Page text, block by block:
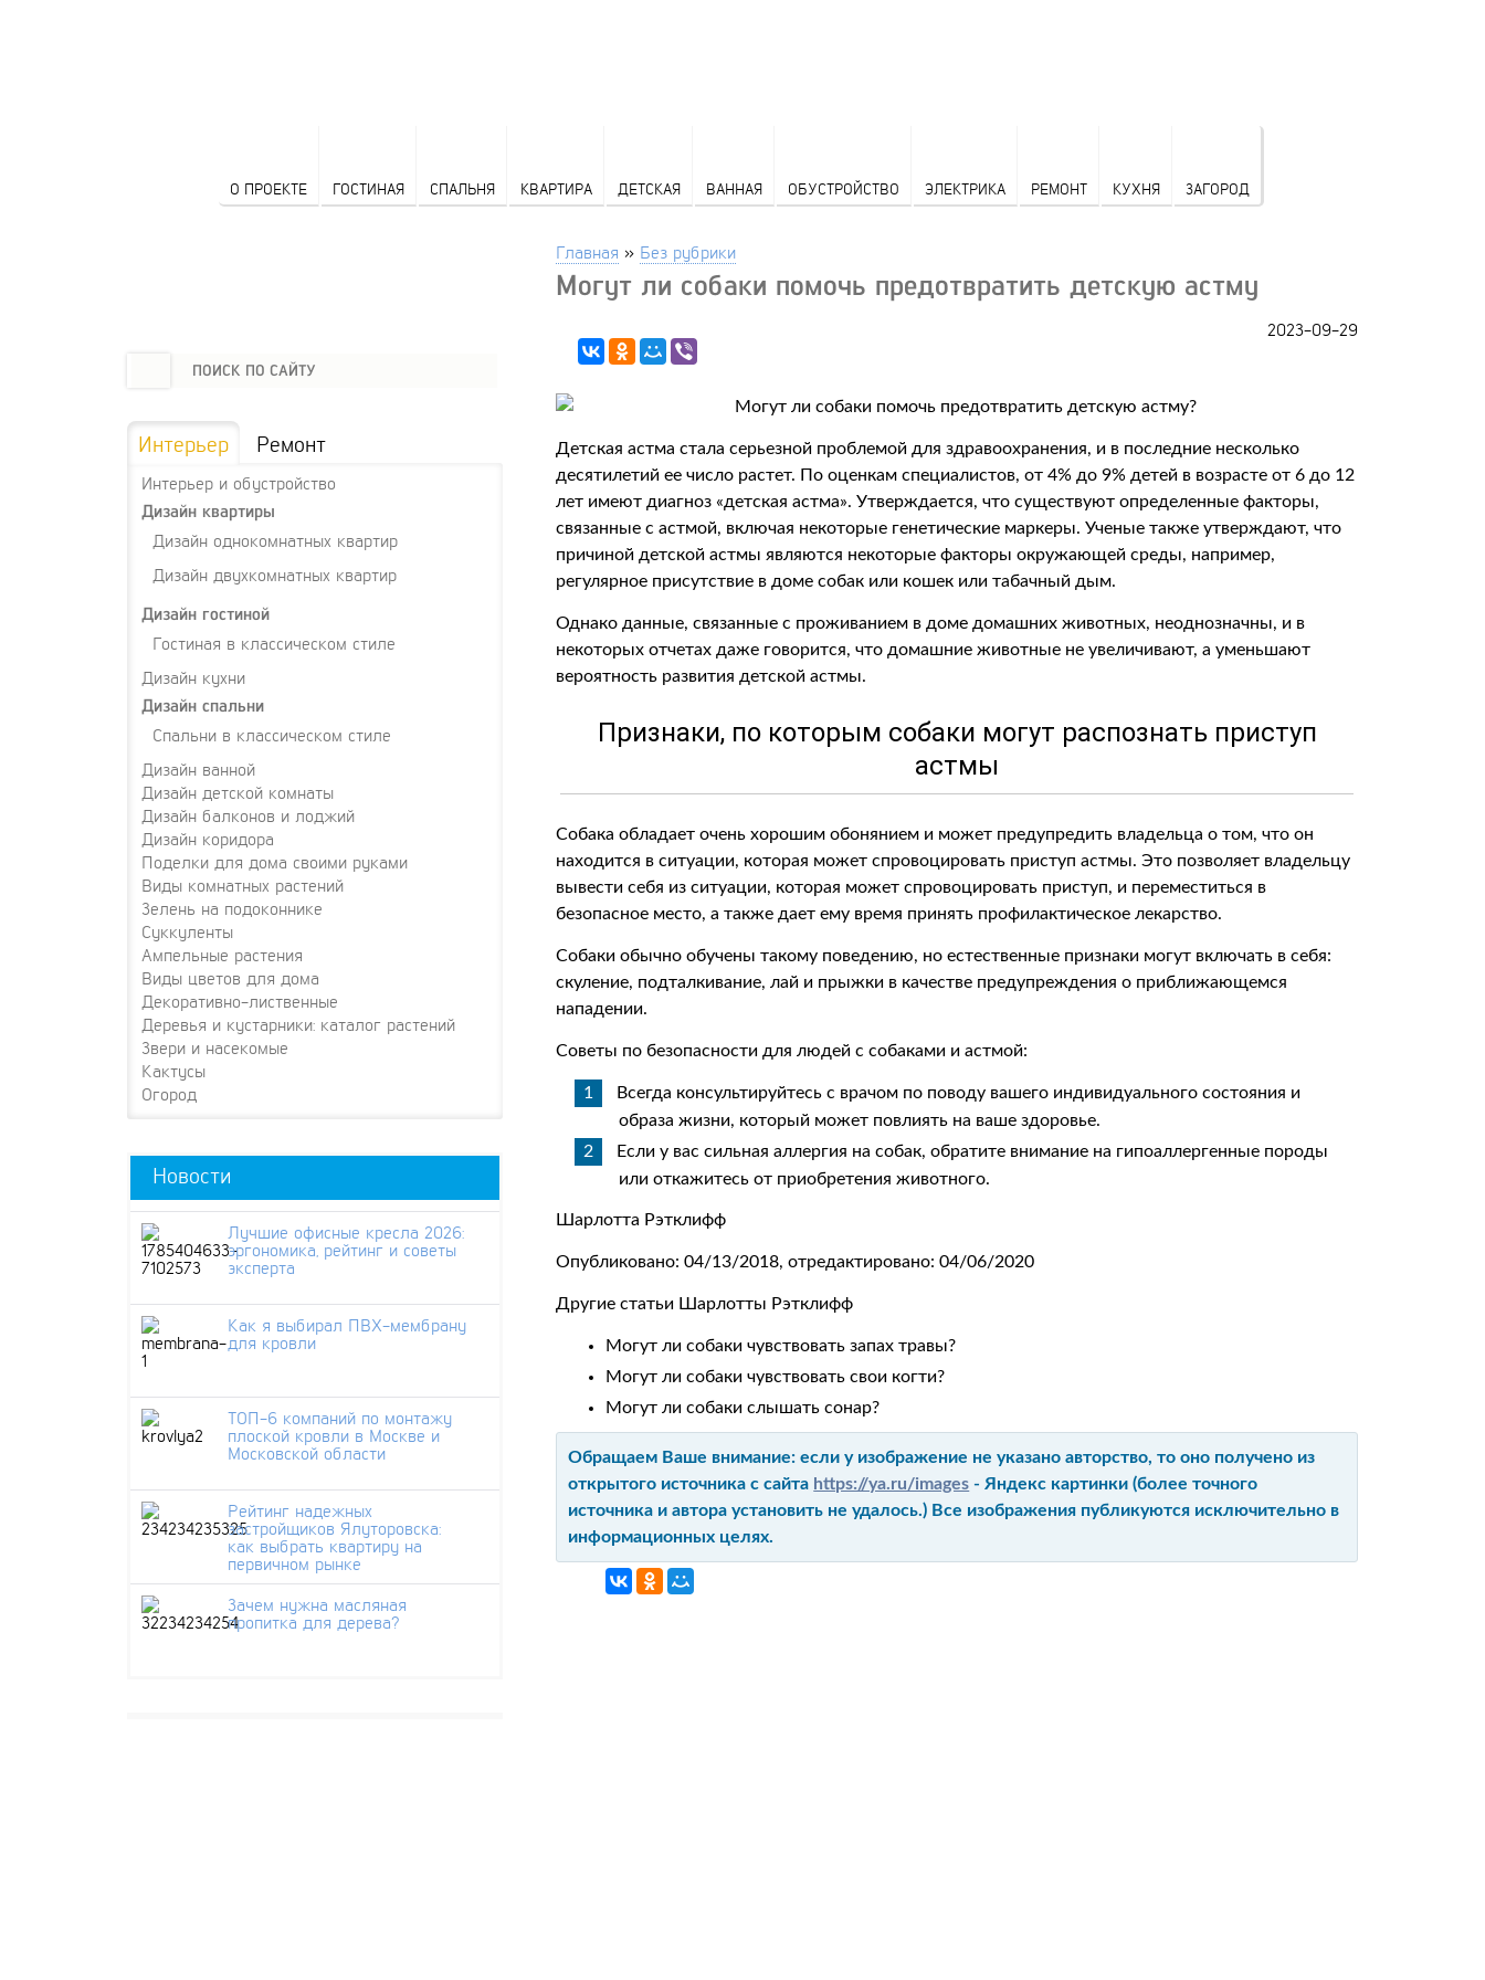
О ПРОЕКТЕ ГОСТИНАЯ СПАЛЬНЯ КВАРТИРА ДЕТСКАЯ ВАННАЯ ОБУСТРОЙСТВО ЭЛЕКТРИКА РЕМОНТ КУХНЯ ЗАГОРОД
Главная » Без рубрики
Могут ли собаки помочь предотвратить детскую астму
2023-09-29
Детская астма стала серьезной проблемой для здравоохранения, и в последние несколько
десятилетий ее число растет. По оценкам специалистов, от 4% до 9% детей в возрасте от 6 до 12
лет имеют диагноз «детская астма». Утверждается, что существуют определенные факторы,
связанные с астмой, включая некоторые генетические маркеры. Ученые также утверждают, что
причиной детской астмы являются некоторые факторы окружающей среды, например,
регулярное присутствие в доме собак или кошек или табачный дым.
Однако данные, связанные с проживанием в доме домашних животных, неоднозначны, и в
некоторых отчетах даже говорится, что домашние животные не увеличивают, а уменьшают
вероятность развития детской астмы.
Признаки, по которым собаки могут распознать приступ
астмы
Собака обладает очень хорошим обонянием и может предупредить владельца о том, что он
находится в ситуации, которая может спровоцировать приступ астмы. Это позволяет владельцу
вывести себя из ситуации, которая может спровоцировать приступ, и переместиться в
безопасное место, а также дает ему время принять профилактическое лекарство.
Собаки обычно обучены такому поведению, но естественные признаки могут включать в себя:
скуление, подталкивание, лай и прыжки в качестве предупреждения о приближающемся
нападении.
Советы по безопасности для людей с собаками и астмой:
Всегда консультируйтесь с врачом по поводу вашего индивидуального состояния и
образа жизни, который может повлиять на ваше здоровье.
Если у вас сильная аллергия на собак, обратите внимание на гипоаллергенные породы
или откажитесь от приобретения животного.
Шарлотта Рэтклифф
Опубликовано: 04/13/2018, отредактировано: 04/06/2020
Другие статьи Шарлотты Рэтклифф
Могут ли собаки чувствовать запах травы?
Могут ли собаки чувствовать свои когти?
Могут ли собаки слышать сонар?
Обращаем Ваше внимание: если у изображение не указано авторство, то оно получено из
открытого источника с сайта https://ya.ru/images - Яндекс картинки (более точного
источника и автора установить не удалось.) Все изображения публикуются исключительно в
информационных целях.
Интерьер Ремонт
Интерьер и обустройство
Дизайн квартиры
Дизайн однокомнатных квартир
Дизайн двухкомнатных квартир
Дизайн гостиной
Гостиная в классическом стиле
Дизайн кухни
Дизайн спальни
Спальни в классическом стиле
Дизайн ванной
Дизайн детской комнаты
Дизайн балконов и лоджий
Дизайн коридора
Поделки для дома своими руками
Виды комнатных растений
Зелень на подоконнике
Суккуленты
Ампельные растения
Виды цветов для дома
Декоративно-лиственные
Деревья и кустарники: каталог растений
Звери и насекомые
Кактусы
Огород
Новости
Лучшие офисные кресла 2026:
эргономика, рейтинг и советы
эксперта
Как я выбирал ПВХ-мембрану
для кровли
ТОП-6 компаний по монтажу
плоской кровли в Москве и
Московской области
Рейтинг надежных
застройщиков Ялуторовска:
как выбрать квартиру на
первичном рынке
Зачем нужна масляная
пропитка для дерева?